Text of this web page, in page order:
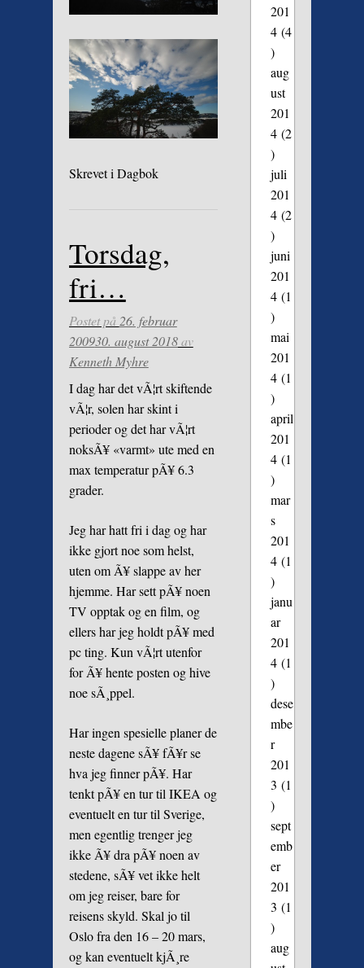
Skrevet i Dagbok
Torsdag,
fri…
Postet på 26. februar
200930. august 2018av
Kenneth Myhre
I dag har det vÃ¦rt skiftende
vÃ¦r, solen har skint i
perioder og det har vÃ¦rt
noksÃ¥ «varmt» ute med en
max temperatur pÃ¥ 6.3
grader.
Jeg har hatt fri i dag og har
ikke gjort noe som helst,
uten om Ã¥ slappe av her
hjemme. Har sett pÃ¥ noen
TV opptak og en film, og
ellers har jeg holdt pÃ¥ med
pc ting. Kun vÃ¦rt utenfor
for Ã¥ hente posten og hive
noe sÃ¸ppel.
Har ingen spesielle planer de
neste dagene sÃ¥ fÃ¥r se
hva jeg finner pÃ¥. Har
tenkt pÃ¥ en tur til IKEA og
eventuelt en tur til Sverige,
men egentlig trenger jeg
ikke Ã¥ dra pÃ¥ noen av
stedene, sÃ¥ vet ikke helt
om jeg reiser, bare for
reisens skyld. Skal jo til
Oslo fra den 16 – 20 mars,
og kan eventuelt kjÃ¸re
201
4(4
)
aug
ust
201
4(2
)
juli
201
4(2
)
juni
201
4(1
)
mai
201
4(1
)
april
201
4(1
)
mar
s
201
4(1
)
janu
ar
201
4(1
)
dese
mbe
r
201
3 (1
)
sept
emb
er
201
3 (1
)
aug